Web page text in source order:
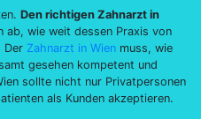
Den richtigen Zahnarzt in
ab, wie weit dessen Praxis von
Der Zahnarzt in Wien muss, wie
gesehen kompetent und
sollte nicht nur Privatpersonen
als Kunden akzeptieren.